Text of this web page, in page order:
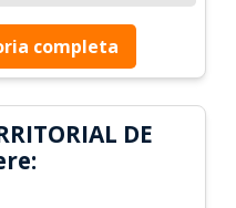
completa
DE